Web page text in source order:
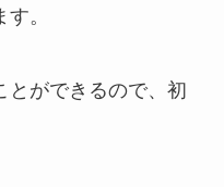
。
とができるので、初